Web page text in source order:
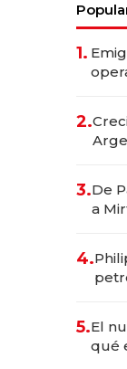
1.
2.
las
3.De
a
4.
5.El
qué